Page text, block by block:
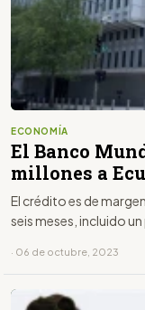
ECONOMÍA
El Banco
millones a
El crédito es de
seis meses, incluido
· 06 de octubre, 2023